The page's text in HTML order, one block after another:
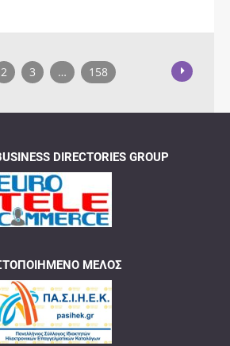
2 3 … 158
DIRECTORIES GROUP
ΜΈΛΟΣ